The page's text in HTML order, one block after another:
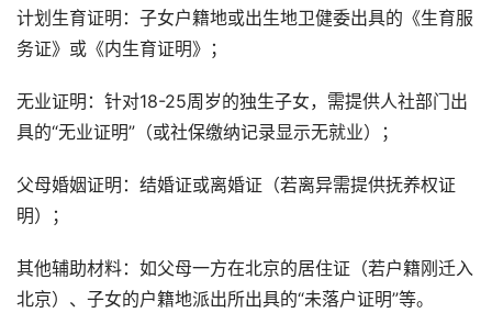
计划生育证明：子女户籍地或出生地卫健委出具的《生育服
务证》或《内生育证明》；
无业证明：针对18-25周岁的独生子女，需提供人社部门出
具的“无业证明”（或社保缴纳记录显示无就业）；
父母婚姻证明：结婚证或离婚证（若离异需提供抚养权证
明）；
其他辅助材料：如父母一方在北京的居住证（若户籍刚迁入
北京）、子女的户籍地派出所出具的“未落户证明”等。